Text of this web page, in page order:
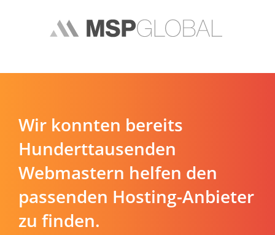
Wir konnten bereits
Hunderttausenden
Webmastern helfen den
passenden Hosting-Anbieter
zu finden.